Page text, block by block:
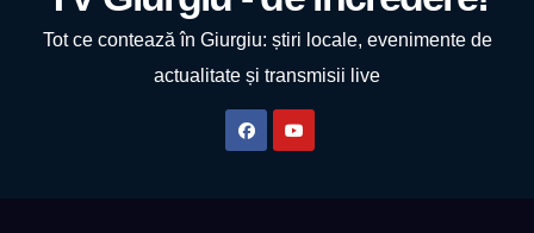
Tot ce contează în Giurgiu: știri locale, evenimente de
actualitate și transmisii live